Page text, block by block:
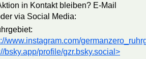
in Kontakt bleiben? E-Mail
via Social Media:
www.instagram.com/
bsky.app/profile/gzr.bsky.social>